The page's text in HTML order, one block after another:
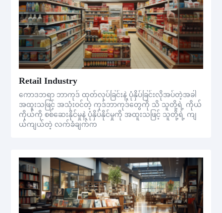
Retail Industry
ကောဒဘရာ ဘာကုဒ် ထုတ်လုပ်ခြင်းနဲ့ ပုံနှိပ်ခြင်းလိုအပ်တဲ့အခါ
အထူးသဖြင့် အသုံးဝင်တဲ့ ကုဒ်ဘာကုဒ်တွေကို သိ သူတို့ရဲ့ ကိုယ်
ကိုယ်ကို စစ်ဆေးနိုင်မှုနဲ့ ပုံနှိပ်နိုင်မှုကို အထူးသဖြင့် သူတို့ရဲ့ ကျ
ယ်ကျယ်တဲ့ လက်ခံချက်က